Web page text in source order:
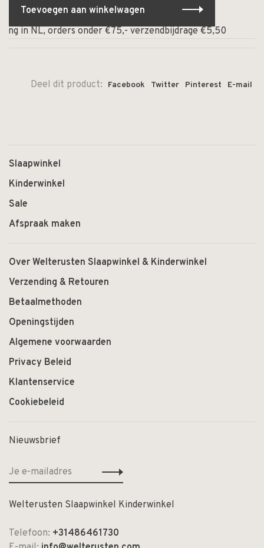
Toevoegen aan winkelwagen
in NL, orders onder €75,- verzendbijdrage €5,50
Deel dit product: Facebook Twitter Pinterest E-mail
Slaapwinkel
Kinderwinkel
Sale
Afspraak maken
Over Welterusten Slaapwinkel & Kinderwinkel
Verzending & Retouren
Betaalmethoden
Openingstijden
Algemene voorwaarden
Privacy Beleid
Klantenservice
Cookiebeleid
Nieuwsbrief
Welterusten Slaapwinkel Kinderwinkel
Telefoon: +31486461730